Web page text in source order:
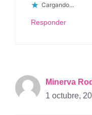
Cargando...
Responder
Minerva
1 octubre,